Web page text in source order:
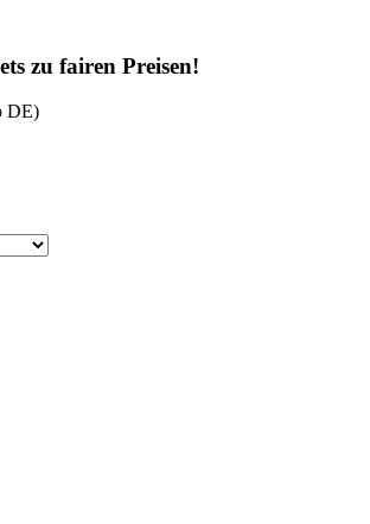
zu fairen Preisen!
DE)